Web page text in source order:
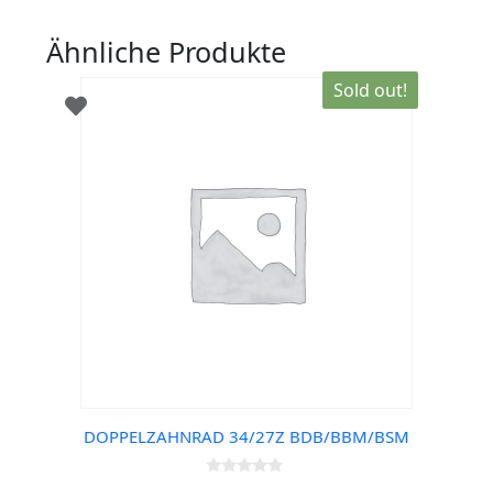
Ähnliche Produkte
Sold out!
DOPPELZAHNRAD 34/27Z BDB/BBM/BSM